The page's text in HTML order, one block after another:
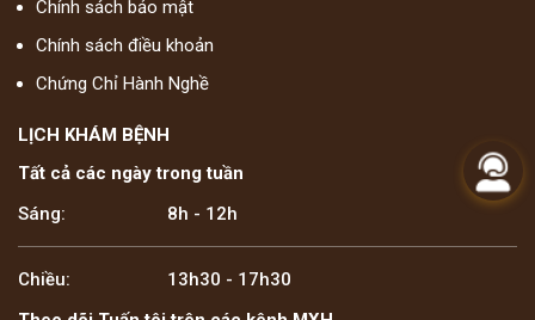
Chính sách bảo mật
Chính sách điều khoản
Chứng Chỉ Hành Nghề
LỊCH KHÁM BỆNH
Tất cả các ngày trong tuần
Sáng:
8h - 12h
Chiều:
13h30 - 17h30